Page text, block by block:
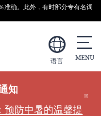
准确。此外，有时部分专有名词
语言
知
预防中暑的温馨提